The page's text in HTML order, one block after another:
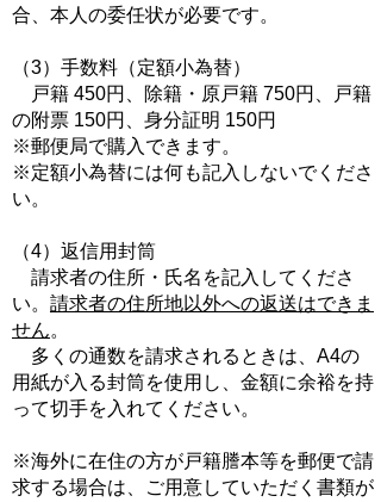
合、本人の委任状が必要です。
（3）手数料（定額小為替）
戸籍 450円、除籍・原戸籍 750円、戸籍
の附票 150円、身分証明 150円
※郵便局で購入できます。
※定額小為替には何も記入しないでくださ
い。
（4）返信用封筒
請求者の住所・氏名を記入してくださ
い。 請求者の住所地以外への返送はできま
せん。
多くの通数を請求されるときは、A4の
用紙が入る封筒を使用し、金額に余裕を持
って切手を入れてください。
※海外に在住の方が戸籍謄本等を郵便で請
求する場合は、ご用意していただく書類が